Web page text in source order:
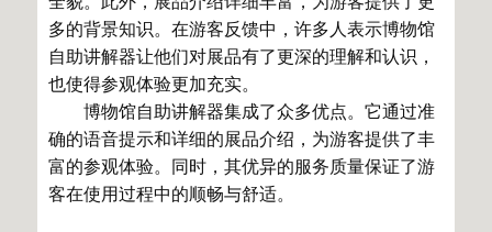
多的背景知识。在游客反馈中，许多人表示博物馆
自助讲解器让他们对展品有了更深的理解和认识，
也使得参观体验更加充实。
博物馆自助讲解器集成了众多优点。它通过准
确的语音提示和详细的展品介绍，为游客提供了丰
富的参观体验。同时，其优异的服务质量保证了游
客在使用过程中的顺畅与舒适。